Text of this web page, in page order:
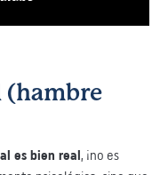
(hambre
es bien real, ¡no es